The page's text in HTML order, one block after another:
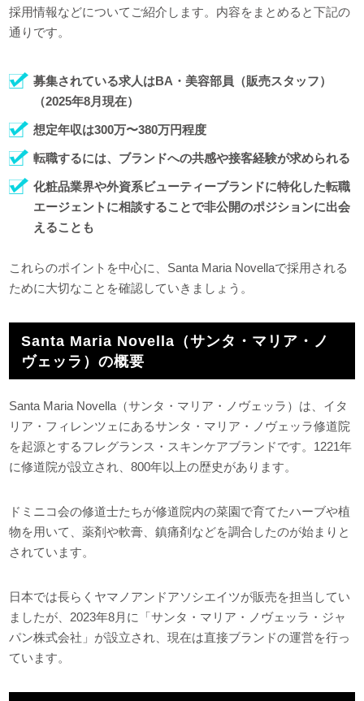
採用情報などについてご紹介します。内容をまとめると下記の
通りです。
募集されている求人はBA・美容部員（販売スタッフ）
（2025年8月現在）
想定年収は300万〜380万円程度
転職するには、ブランドへの共感や接客経験が求められる
化粧品業界や外資系ビューティーブランドに特化した転職
エージェントに相談することで非公開のポジションに出会
えることも
これらのポイントを中心に、Santa Maria Novellaで採用される
ために大切なことを確認していきましょう。
Santa Maria Novella（サンタ・マリア・ノ
ヴェッラ）の概要
Santa Maria Novella（サンタ・マリア・ノヴェッラ）は、イタ
リア・フィレンツェにあるサンタ・マリア・ノヴェッラ修道院
を起源とするフレグランス・スキンケアブランドです。1221年
に修道院が設立され、800年以上の歴史があります。
ドミニコ会の修道士たちが修道院内の菜園で育てたハーブや植
物を用いて、薬剤や軟膏、鎮痛剤などを調合したのが始まりと
されています。
日本では長らくヤマノアンドアソシエイツが販売を担当してい
ましたが、2023年8月に「サンタ・マリア・ノヴェッラ・ジャ
パン株式会社」が設立され、現在は直接ブランドの運営を行っ
ています。